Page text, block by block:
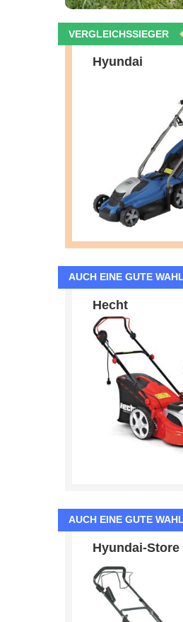
VERGLEICHSSIEGER
Hyundai
AUCH EINE GUTE WAHL
Hecht
AUCH EINE GUTE WAHL
Hyundai-Store